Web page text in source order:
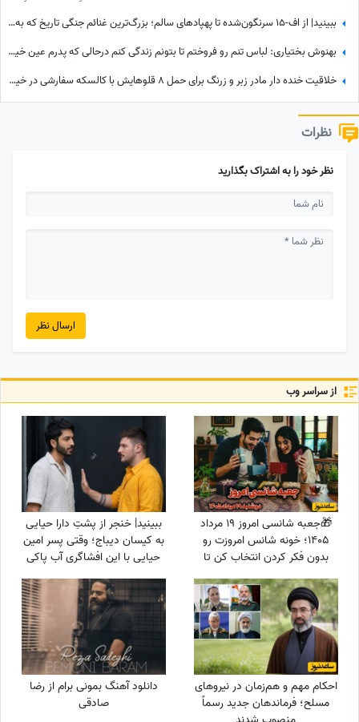
ببینید| از اف-15 سرنگون‌شده تا پهپادهای سالم؛ بزرگ‌ترین غنائم جنگی تاریخ که به دست ایران رسید!
بهنوش بختیاری: لباس تنم رو فروختم تا بتونم زندگی کنم درحالی که پدرم عین خیالش هم نبود! دل علیخانی رسما کباب شد
خلاقیت خنده دار مادر زبر و زرنگ برای حمل 8 قلوهایش با کالسکه سفارشی در خیابان حماسه ساز شد+عکس/ هنر نزد مادران است و بس!
نظرات
نظر خود را به اشتراک بگذارید
ارسال نظر
از سراسر وب
🎁جعبه شانسی امروز 19 مرداد
1405؛ خونه شانس امروزت رو
بدون فکر کردن انتخاب کن تا
ببینی کائنات برات چی در نظر
گرفته
ببینید| خنجر از پشتِ دارا حیایی
به کیسان دیباج؛ وقتی پسر امین
حیایی با این افشاگری آب پاکی
رو دست رفیق مظلومش ریخت!
احکام مهم و هم‌زمان در نیروهای
مسلح؛ فرماندهان جدید رسماً
دانلود آهنگ بمونی برام از رضا
صادقی